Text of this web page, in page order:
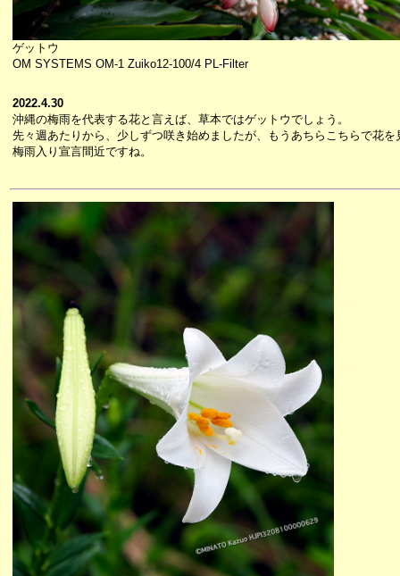
ゲットウ
OM SYSTEMS OM-1 Zuiko12-100/4 PL-Filter
2022.4.30
沖縄の梅雨を代表する花と言えば、草本ではゲットウでしょう。
先々週あたりから、少しずつ咲き始めましたが、もうあちらこちらで花を
梅雨入り宣言間近ですね。